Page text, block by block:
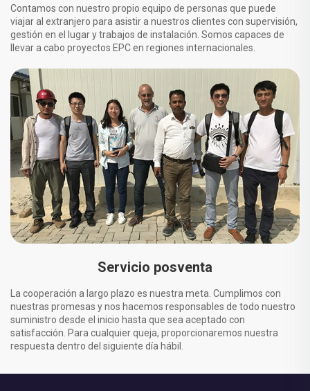
Contamos con nuestro propio equipo de personas que puede
viajar al extranjero para asistir a nuestros clientes con supervisión,
gestión en el lugar y trabajos de instalación. Somos capaces de
llevar a cabo proyectos EPC en regiones internacionales.
Servicio posventa
La cooperación a largo plazo es nuestra meta. Cumplimos con
nuestras promesas y nos hacemos responsables de todo nuestro
suministro desde el inicio hasta que sea aceptado con
satisfacción. Para cualquier queja, proporcionaremos nuestra
respuesta dentro del siguiente día hábil.